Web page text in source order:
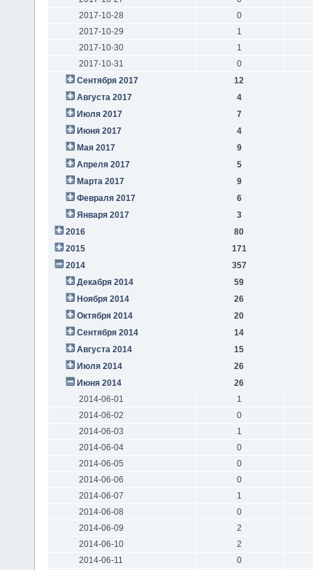
2017-10-28
0
2017-10-29
1
2017-10-30
1
2017-10-31
0
Сентября 2017
12
Августа 2017
4
Июля 2017
7
Июня 2017
4
Мая 2017
9
Апреля 2017
5
Марта 2017
9
Февраля 2017
6
Января 2017
3
2016
80
2015
171
2014
357
Декабря 2014
59
Ноября 2014
26
Октября 2014
20
Сентября 2014
14
Августа 2014
15
Июля 2014
26
Июня 2014
26
2014-06-01
1
2014-06-02
0
2014-06-03
1
2014-06-04
0
2014-06-05
0
2014-06-06
0
2014-06-07
1
2014-06-08
0
2014-06-09
2
2014-06-10
2
2014-06-11
0